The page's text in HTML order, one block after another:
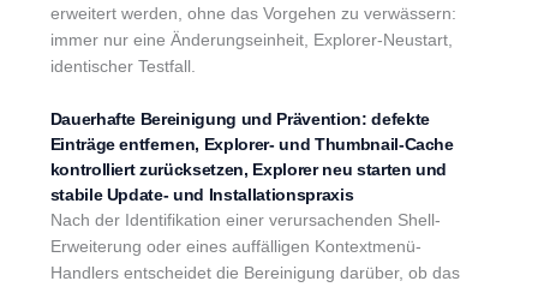
erweitert werden, ohne das Vorgehen zu verwässern:
immer nur eine Änderungseinheit, Explorer-Neustart,
identischer Testfall.
Dauerhafte Bereinigung und Prävention: defekte
Einträge entfernen, Explorer- und Thumbnail-Cache
kontrolliert zurücksetzen, Explorer neu starten und
stabile Update- und Installationspraxis
Nach der Identifikation einer verursachenden Shell-
Erweiterung oder eines auffälligen Kontextmenü-
Handlers entscheidet die Bereinigung darüber, ob das